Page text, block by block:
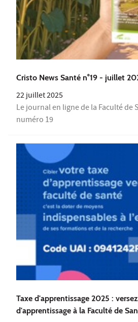
Cristo News Santé n°19 - juillet
22 juillet 2025
Le journal en ligne de la Faculté de
numéro 19
Taxe d'apprentissage 2025 :
d'apprentissage à la Faculté de